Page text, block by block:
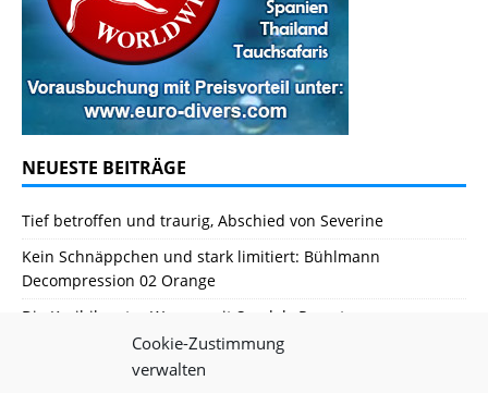
Cookie-Zustimmung
verwalten
NEUESTE BEITRÄGE
Tief betroffen und traurig, Abschied von Severine
Kein Schnäppchen und stark limitiert: Bühlmann
Decompression 02 Orange
Die Karibik unter Wasser mit Sandals Resorts
Editorial August 2026